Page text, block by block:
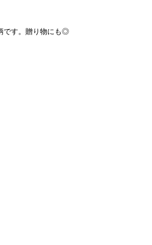
です。贈り物にも◎